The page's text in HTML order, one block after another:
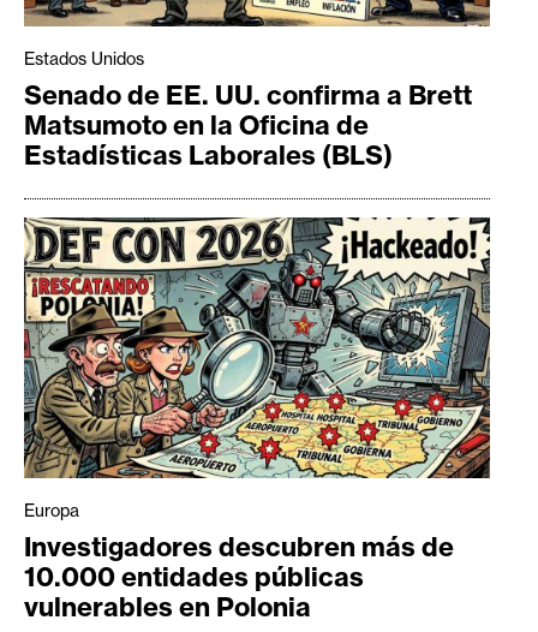
Estados Unidos
Senado de EE. UU. confirma a Brett
Matsumoto en la Oficina de
Estadísticas Laborales (BLS)
Europa
Investigadores descubren más de
10.000 entidades públicas
vulnerables en Polonia